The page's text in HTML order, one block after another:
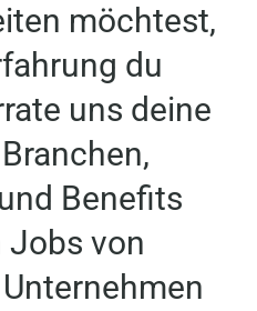
möchtest,
du
uns deine
Benefits
Jobs von